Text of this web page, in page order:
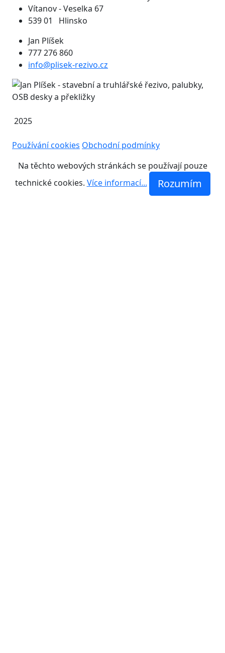
Vítanov - Veselka 67
539 01 Hlinsko
Jan Plíšek
777 276 860
info@plisek-rezivo.cz
2025
Používání cookies Obchodní podmínky
Na těchto webových stránkách se používají pouze
technické cookies. Více informací... Rozumím